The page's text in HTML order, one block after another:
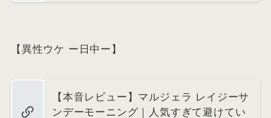
【異性ウケ ー日中ー】
【本音レビュー】マルジェラ レイジーサ
ンデーモーニング｜人気すぎて避けてい